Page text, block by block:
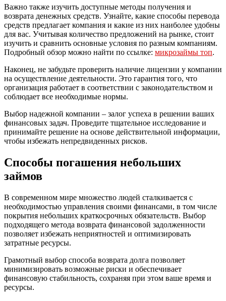
Важно также изучить доступные методы получения и
возврата денежных средств. Узнайте, какие способы перевода
средств предлагает компания и какие из них наиболее удобны
для вас. Учитывая количество предложений на рынке, стоит
изучить и сравнить основные условия по разным компаниям.
Подробный обзор можно найти по ссылке: микрозаймы топ.
Наконец, не забудьте проверить наличие лицензии у компании
на осуществление деятельности. Это гарантия того, что
организация работает в соответствии с законодательством и
соблюдает все необходимые нормы.
Выбор надежной компании – залог успеха в решении ваших
финансовых задач. Проведите тщательное исследование и
принимайте решение на основе действительной информации,
чтобы избежать непредвиденных рисков.
Способы погашения небольших
займов
В современном мире множество людей сталкивается с
необходимостью управления своими финансами, в том числе
покрытия небольших краткосрочных обязательств. Выбор
подходящего метода возврата финансовой задолженности
позволяет избежать неприятностей и оптимизировать
затратные ресурсы.
Грамотный выбор способа возврата долга позволяет
минимизировать возможные риски и обеспечивает
финансовую стабильность, сохраняя при этом ваше время и
ресурсы.